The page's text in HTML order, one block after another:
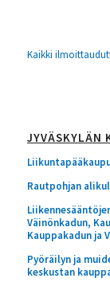
Kaikki
JYVÄSKYLÄN
Rautpohjan
Väinönkadun,
Kauppakadun ja
Pyöräilyn ja
keskustan